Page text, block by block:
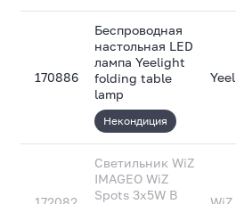
170886
Беспроводная
настольная LED
лампа Yeelight
folding table
lamp
Некондиция
Светильник WiZ
IMAGEO WiZ
Spots 3x5W B